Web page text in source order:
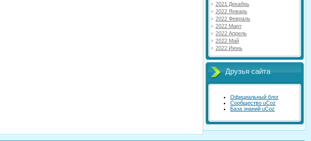
2021 Декабрь
2022 Январь
2022 Февраль
2022 Март
2022 Апрель
2022 Май
2022 Июнь
Друзья сайта
Официальный блог
Сообщество uCoz
База знаний uCoz